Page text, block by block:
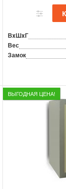
ВxШxГ
Вес
Замок
ВЫГОДНАЯ ЦЕНА!